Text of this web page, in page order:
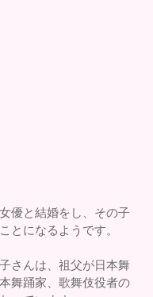
優と結婚をし、その子
とになるようです。
さんは、祖父が日本舞
舞踊家、歌舞伎役者の